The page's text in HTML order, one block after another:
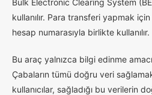
Bulk Electronic Clearing System
kullanılır. Para transferi yapmak için
hesap numarasıyla birlikte kullanılır.
Bu araç yalnızca bilgi edinme
Çabaların tümü doğru veri
kullanıcılar, sağladığı bu verilerin